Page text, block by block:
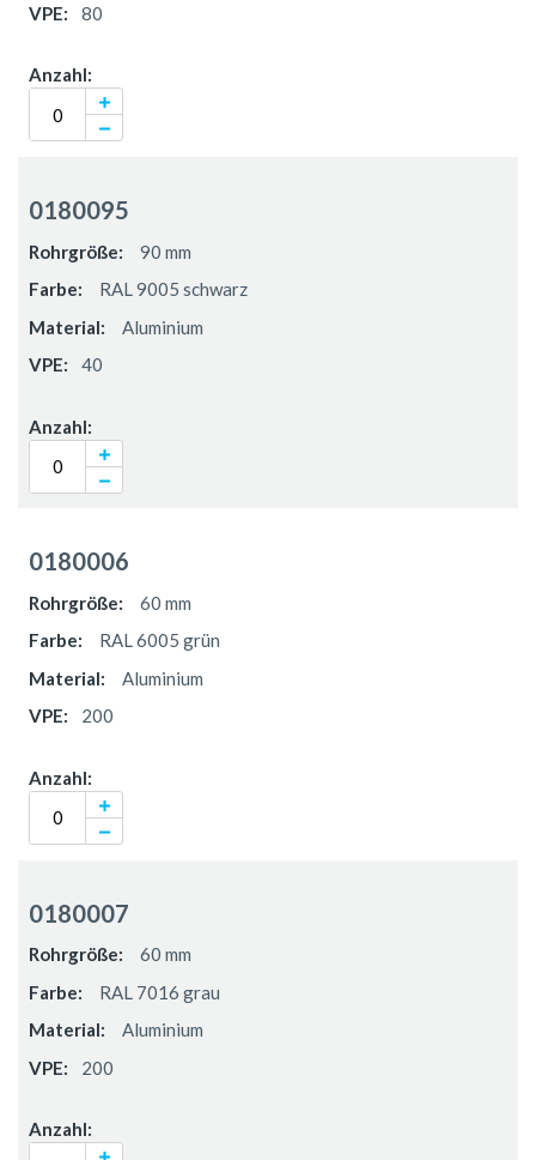
80
0180095
90 mm
RAL 9005 schwarz
Aluminium
40
0180006
60 mm
RAL 6005 grün
Aluminium
200
0180007
60 mm
RAL 7016 grau
Aluminium
200